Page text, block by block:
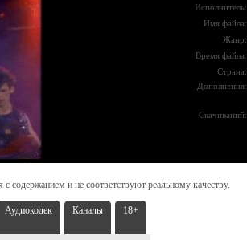
Исполнитель:
Имя файла:
Жанр:
Время файла:
Страна:
Дополнения:
Скачиваний:
содержанием и не соответствуют реальному качеству.
Аудиокодек Каналы 18+